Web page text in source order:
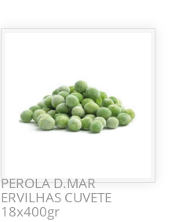
PEROLA D.MAR
ERVILHAS CUVETE
18x400gr